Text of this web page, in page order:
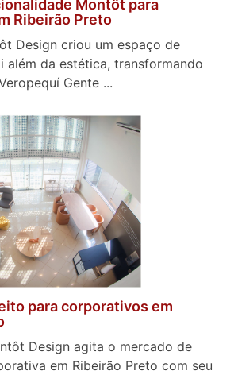
Montôt para
Ribeirão Preto
Design criou um espaço de
além da estética, transformando
Gente ...
para corporativos em
Design agita o mercado de
em Ribeirão Preto com seu